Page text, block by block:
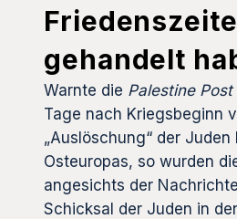
gehandelt
Warnte die Palestine Post
Tage nach Kriegsbeginn
„Auslöschung“ der
Osteuropas, so wurden
angesichts der
Schicksal der Juden in